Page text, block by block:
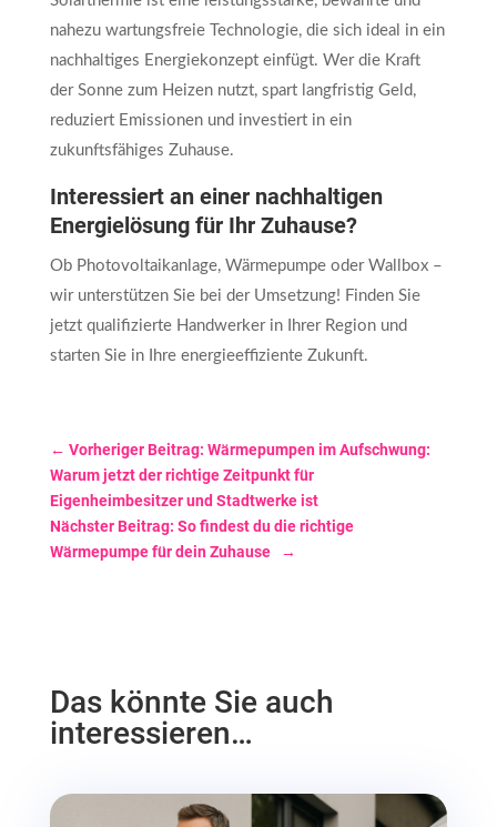
nahezu wartungsfreie Technologie, die sich ideal in ein
nachhaltiges Energiekonzept einfügt. Wer die Kraft
der Sonne zum Heizen nutzt, spart langfristig Geld,
reduziert Emissionen und investiert in ein
zukunftsfähiges Zuhause.
Interessiert an einer nachhaltigen
Energielösung für Ihr Zuhause?
Ob Photovoltaikanlage, Wärmepumpe oder Wallbox –
wir unterstützen Sie bei der Umsetzung! Finden Sie
jetzt qualifizierte Handwerker in Ihrer Region und
starten Sie in Ihre energieeffiziente Zukunft.
← Vorheriger Beitrag: Wärmepumpen im Aufschwung:
Warum jetzt der richtige Zeitpunkt für
Eigenheimbesitzer und Stadtwerke ist
Nächster Beitrag: So findest du die richtige
Wärmepumpe für dein Zuhause
→
Das könnte Sie auch
interessieren…